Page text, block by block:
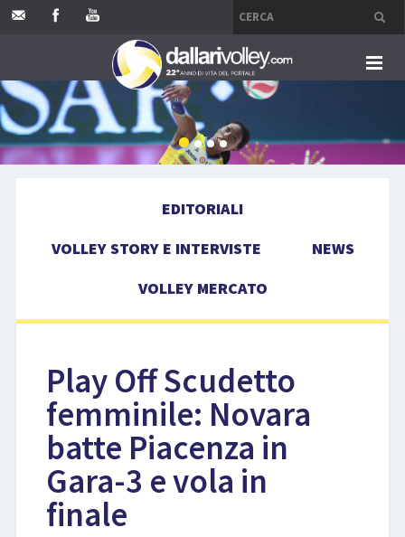
HOME
EVENTI
LIBRI
EDITORIALI
VOLLEY STORY E INTERVISTE
NEWS
VOLLEY MERCATO
Play Off Scudetto
femminile: Novara
batte Piacenza in
Gara-3 e vola in
finale